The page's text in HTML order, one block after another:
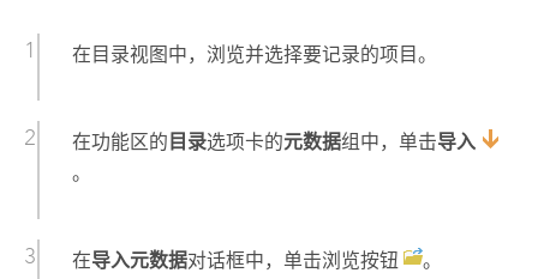
在目录视图中，浏览并选择要记录的项目。
在功能区的 目录选项卡的元数据组中，单击导入
。
在导入元数据对话框中，单击浏览按钮 。